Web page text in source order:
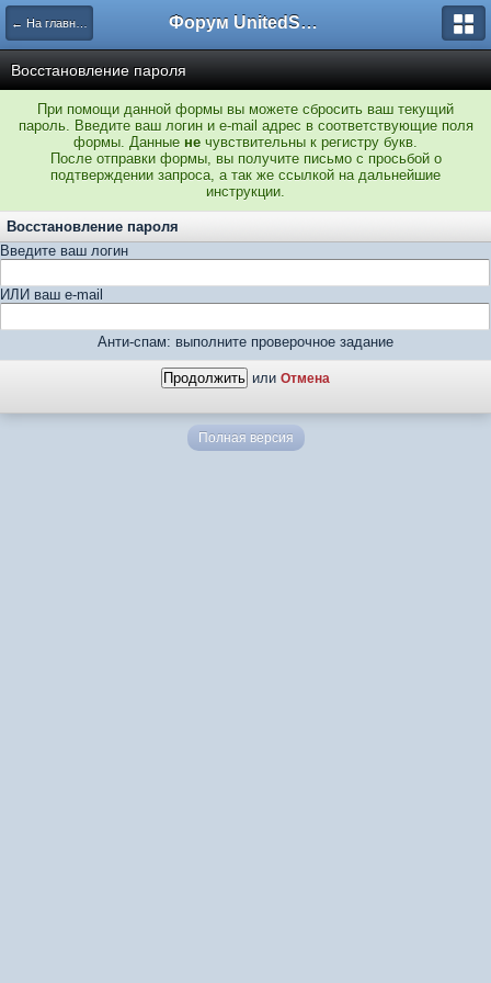
← На главную Форум UnitedSouth
Восстановление пароля
При помощи данной формы вы можете сбросить ваш текущий
пароль. Введите ваш логин и e-mail адрес в соответствующие поля
формы. Данные не чувствительны к регистру букв.
После отправки формы, вы получите письмо с просьбой о
подтверждении запроса, а так же ссылкой на дальнейшие
инструкции.
Восстановление пароля
Введите ваш логин
ИЛИ ваш e-mail
Анти-спам: выполните проверочное задание
или Отмена
Полная версия